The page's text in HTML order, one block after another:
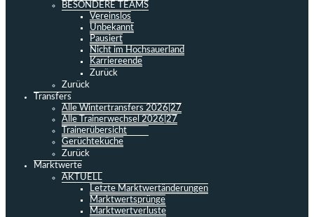
BESONDERE TEAMS
Vereinslos
Unbekannt
Pausiert
Nicht im Hochsauerland
Karriereende
Zurück
Zurück
Transfers
Alle Wintertransfers 2026|27
Alle Trainerwechsel 2026|27
Trainerübersicht
Gerüchteküche
Zurück
Marktwerte
AKTUELL
Letzte Marktwertänderungen
Marktwertsprünge
Marktwertverluste